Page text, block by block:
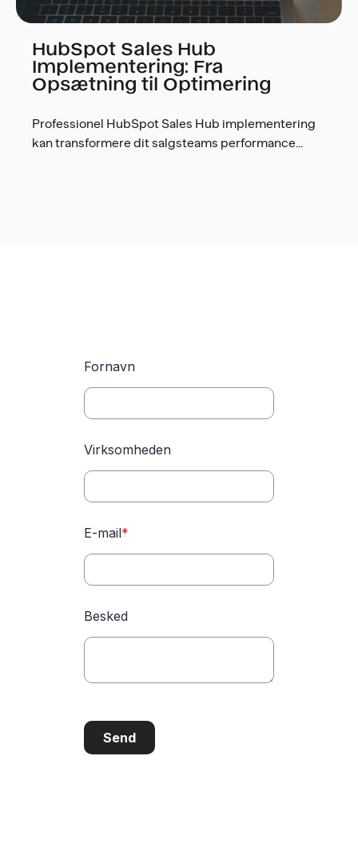
HubSpot Sales Hub
Implementering: Fra
Opsætning til Optimering
Professionel HubSpot Sales Hub implementering
kan transformere dit salgsteams performance...
Fornavn
Virksomheden
E-mail*
Besked
Send